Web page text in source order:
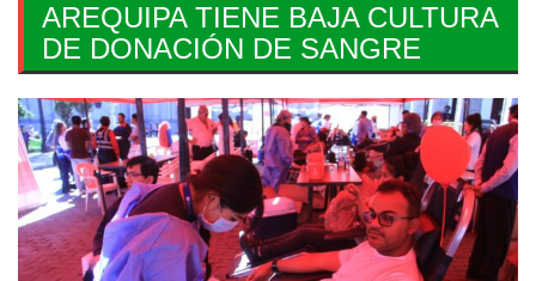
AREQUIPA TIENE BAJA CULTURA
DE DONACIÓN DE SANGRE